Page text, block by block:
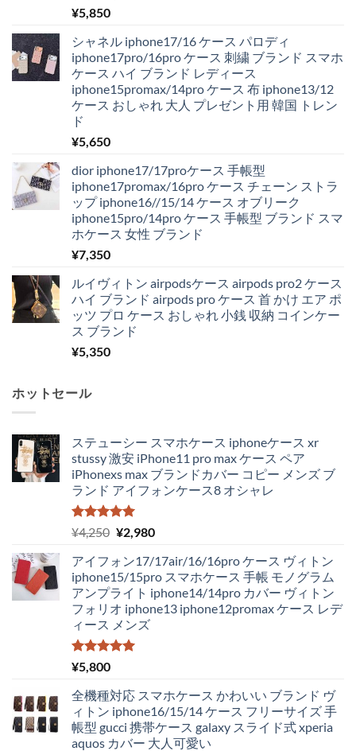
¥5,850
シャネル iphone17/16 ケース パロディ
iphone17pro/16pro ケース 刺繍 ブランド スマホ
ケース ハイ ブランド レディース
iphone15promax/14pro ケース 布 iphone13/12
ケース おしゃれ 大人 プレゼント用 韓国 トレン
ド
¥5,650
dior iphone17/17proケース 手帳型
iphone17promax/16pro ケース チェーン ストラ
ップ iphone16//15/14 ケース オブリーク
iphone15pro/14pro ケース 手帳型 ブランド スマ
ホケース 女性 ブランド
¥7,350
ルイヴィトン airpodsケース airpods pro2 ケース
ハイ ブランド airpods pro ケース 首 かけ エア ポ
ッツ プロ ケース おしゃれ 小銭 収納 コインケー
ス ブランド
¥5,350
ホットセール
ステューシー スマホケース iphoneケース xr
stussy 激安 iPhone11 pro max ケース ペア
iPhonexs max ブランドカバー コピー メンズ ブ
ランド アイフォンケース8 オシャレ
5段階中
5.00
の評価
¥4,250 元
価
格
は
¥4,250
で
し
¥2,980現
の
価
格
は
アイフォン17/17air/16/16pro ケース ヴィトン
iphone15/15pro スマホケース 手帳 モノグラム
アンプライト iphone14/14pro カバー ヴィトン
フォリオ iphone13 iphone12promax ケース レデ
ィース メンズ
5段階中
5.00
¥5,800
全機種対応 スマホケース かわいい ブランド ヴ
ィトン iphone16/15/14 ケース フリーサイズ 手
帳型 gucci 携帯ケース galaxy スライド式 xperia
aquos カバー 大人可愛い